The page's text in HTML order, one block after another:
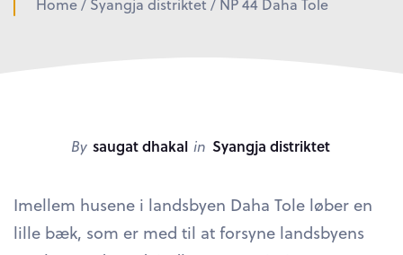
By saugat dhakal in Syangja distriktet
Imellem husene i landsbyen Daha Tole løber en
lille bæk, som er med til at forsyne landsbyens